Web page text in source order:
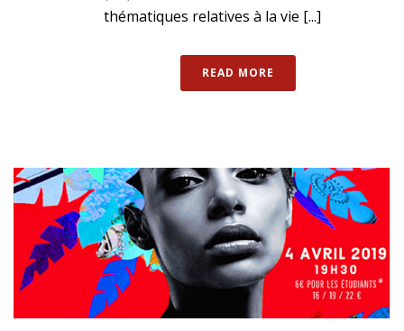
thématiques relatives à la vie [...]
READ MORE